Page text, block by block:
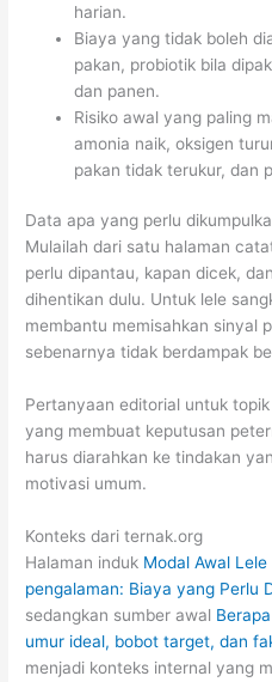
harian.
Biaya yang tidak boleh
pakan, probiotik bila
dan panen.
Risiko awal yang paling
amonia naik, oksigen
pakan tidak terukur, dan
Data apa yang perlu
Mulailah dari satu halaman
perlu dipantau, kapan dicek,
dihentikan dulu. Untuk lele
membantu memisahkan sinyal
sebenarnya tidak berdampak
Pertanyaan editorial untuk
yang membuat keputusan
harus diarahkan ke tindakan
motivasi umum.
Konteks dari ternak.org
Halaman induk Modal Awal
pengalaman: Biaya yang Perlu
sedangkan sumber awal
umur ideal, bobot target, dan
menjadi konteks internal yang